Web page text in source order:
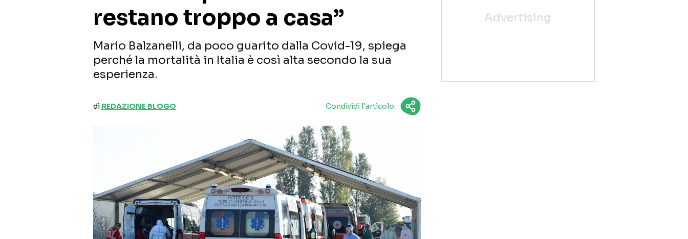
restano troppo a casa”
Mario Balzanelli, da poco guarito dalla Covid-19, spiega
perché la mortalità in Italia è così alta secondo la sua
esperienza.
di REDAZIONE BLOGO Condividi l'articolo